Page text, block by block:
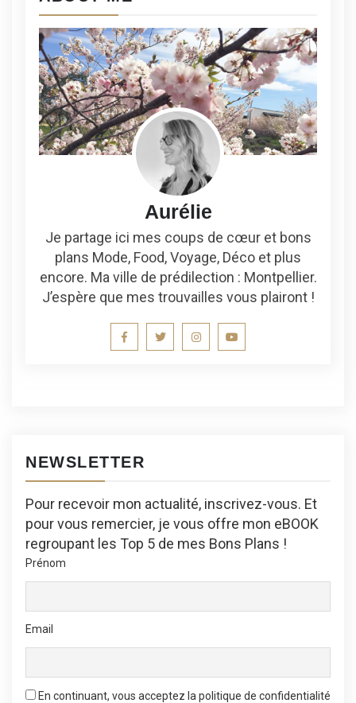
Aurélie
Je partage ici mes coups de cœur et bons
plans Mode, Food, Voyage, Déco et plus
encore. Ma ville de prédilection : Montpellier.
J’espère que mes trouvailles vous plairont !
NEWSLETTER
Pour recevoir mon actualité, inscrivez-vous. Et
pour vous remercier, je vous offre mon eBOOK
regroupant les Top 5 de mes Bons Plans !
Prénom
Email
En continuant, vous acceptez la politique de confidentialité